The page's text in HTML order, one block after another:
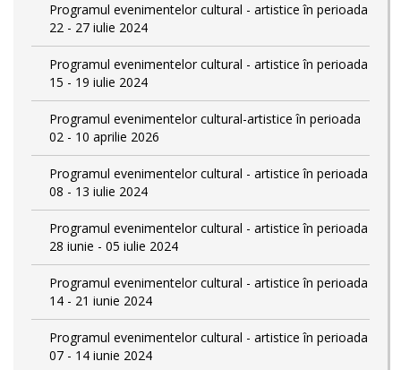
Programul evenimentelor cultural - artistice în perioada
22 - 27 iulie 2024
Programul evenimentelor cultural - artistice în perioada
15 - 19 iulie 2024
Programul evenimentelor cultural-artistice în perioada
02 - 10 aprilie 2026
Programul evenimentelor cultural - artistice în perioada
08 - 13 iulie 2024
Programul evenimentelor cultural - artistice în perioada
28 iunie - 05 iulie 2024
Programul evenimentelor cultural - artistice în perioada
14 - 21 iunie 2024
Programul evenimentelor cultural - artistice în perioada
07 - 14 iunie 2024